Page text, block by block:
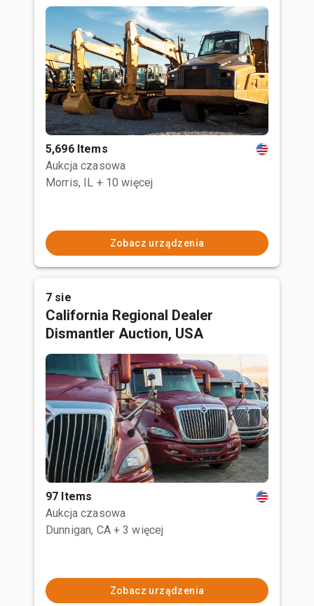
5,696 Items
Aukcja czasowa
Morris, IL + 10 więcej
Zobacz urządzenia
7 sie
California Regional Dealer
Dismantler Auction, USA
97 Items
Aukcja czasowa
Dunnigan, CA + 3 więcej
Zobacz urządzenia